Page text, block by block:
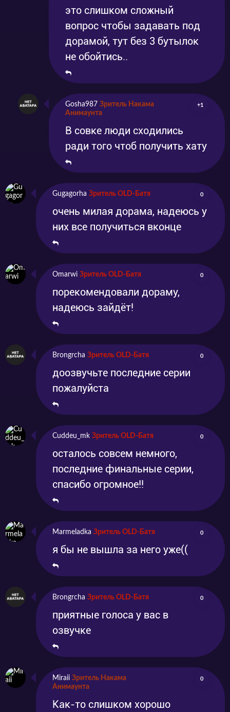
это слишком сложный
вопрос чтобы задавать под
дорамой, тут без 3 бутылок
не обойтись..
Gosha987 Зритель Накама
Анимаунта
+1
В совке люди сходились
ради того чтоб получить хату
Gugagorha Зритель OLD-Батя 0
очень милая дорама, надеюсь у
них все получиться вконце
Omarwi Зритель OLD-Батя 0
порекомендовали дораму,
надеюсь зайдёт!
Brongrcha Зритель OLD-Батя 0
доозвучьте последние серии
пожалуйста
Cuddeu_mk Зритель OLD-Батя 0
осталось совсем немного,
последние финальные серии,
спасибо огромное!!
Marmeladka Зритель OLD-Батя 0
я бы не вышла за него уже((
Brongrcha Зритель OLD-Батя 0
приятные голоса у вас в
озвучке
Miraii Зритель Накама
Анимаунта
0
Как-то слишком хорошо